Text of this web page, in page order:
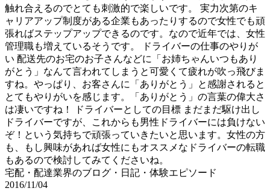
触れ合えるのでとても刺激的で楽しいです。 実力次第のキ
ャリアアップ制度がある企業もあったりするので女性でも頑
張ればステップアップできるのです。なので近年では、女性
管理職も増えているそうです。 ドライバーの仕事のやりが
い 配送先のお宅のお子さんなどに「お姉ちゃんいつもあり
がとう」なんて言われてしまうと可愛くて疲れが吹っ飛びま
すね。やっぱり、お客さんに「ありがとう」と感謝されると
とてもやりがいを感じます。「ありがとう」の言葉の偉大さ
は凄いですね！ ドライバーとしての目標 まだまだ駆け出し
ドライバーですが、これからも男性ドライバーには負けない
ぞ！という気持ちで頑張っていきたいと思います。女性の方
も、もし興味があれば女性にもオススメなドライバーの転職
もあるので検討してみてくださいね。
宅配・配達業界のブログ・日記・体験エピソード
2016/11/04